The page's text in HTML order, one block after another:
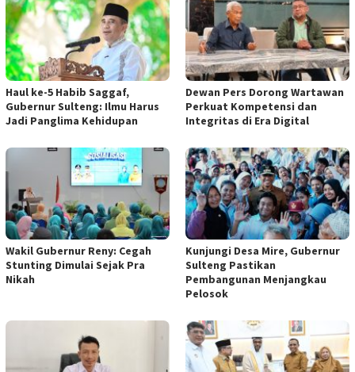
Haul ke-5 Habib Saggaf,
Gubernur Sulteng: Ilmu Harus
Jadi Panglima Kehidupan
Dewan Pers Dorong Wartawan
Perkuat Kompetensi dan
Integritas di Era Digital
Wakil Gubernur Reny: Cegah
Stunting Dimulai Sejak Pra
Nikah
Kunjungi Desa Mire, Gubernur
Sulteng Pastikan
Pembangunan Menjangkau
Pelosok